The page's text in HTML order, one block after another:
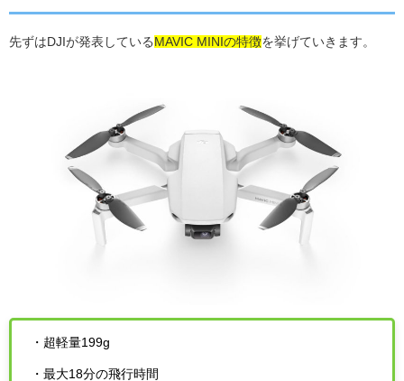
先ずは DJI が発表している MAVIC MINIの特徴を挙げていきます。
・超軽量199g
・最大18分の飛行時間